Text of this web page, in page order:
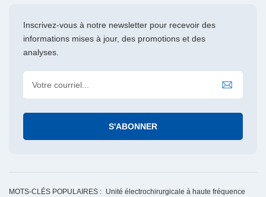
Inscrivez-vous à notre newsletter pour recevoir des
informations mises à jour, des promotions et des
analyses.
MOTS-CLÉS POPULAIRES : Unité électrochirurgicale à haute fréquence